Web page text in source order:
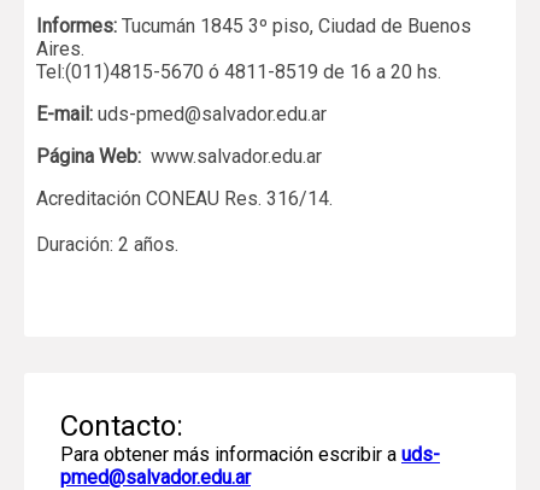
Informes: Tucumán 1845 3º piso, Ciudad de Buenos
Aires.
Tel:(011)4815-5670 ó 4811-8519 de 16 a 20 hs.
E-mail: uds-pmed@salvador.edu.ar
Página Web: www.salvador.edu.ar
Acreditación CONEAU Res. 316/14.
Duración: 2 años.
Contacto:
Para obtener más información escribir a uds-
pmed@salvador.edu.ar